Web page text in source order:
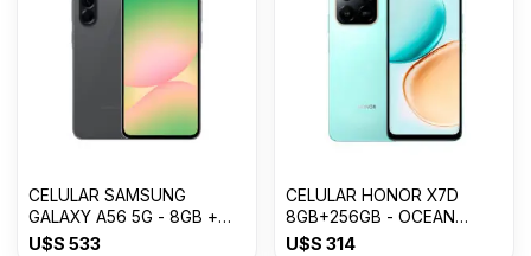
CELULAR SAMSUNG
GALAXY A56 5G - 8GB +
256GB Awesome Graphite
U$S 533
CELULAR HONOR X7D
8GB+256GB - OCEAN
CYAN
U$S 314